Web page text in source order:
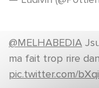
@MELHABEDIA
ma fait trop rire
pic.twitter.com/